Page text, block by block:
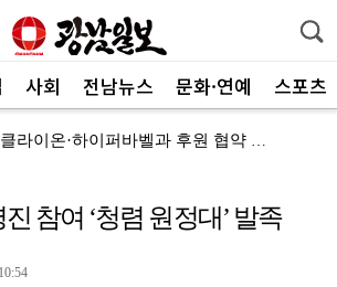
사회 전남뉴스 문화·연예 스포츠
여수세계섬박람회, 클라이온·하이퍼바벨과 후원 협약 체결
문화 뿌리내린다
참여 ‘청렴 원정대’ 발족